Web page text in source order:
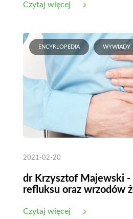
Czytaj więcej
ENCYKLOPEDIA WYWIADY
2021-02-20
dr Krzysztof Majewski -
refluksu oraz wrzodów
Czytaj więcej